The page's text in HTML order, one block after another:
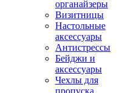
органайзеры
Визитницы
Настольные
аксессуары
Антистрессы
Бейджи и
аксессуары
Чехлы для
пропуска